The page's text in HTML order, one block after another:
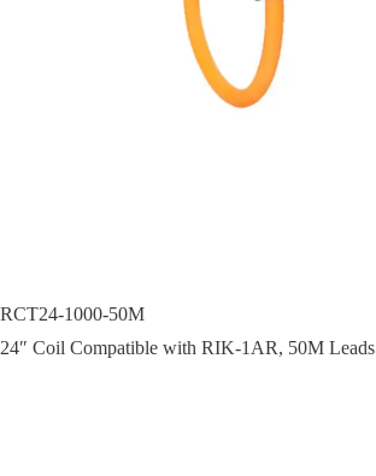
RCT24-1000-50M
24″ Coil Compatible with RIK-1AR, 50M Leads